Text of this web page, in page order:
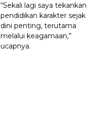
“Sekali lagi saya tekankan
pendidikan karakter sejak
dini penting, terutama
melalui keagamaan,”
ucapnya.